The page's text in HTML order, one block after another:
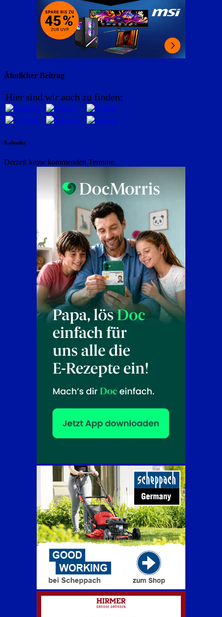
Ähnlicher Beitrag
Hier sind wir auch zu finden:
Kalender
Derzeit keine kommenden Termine.